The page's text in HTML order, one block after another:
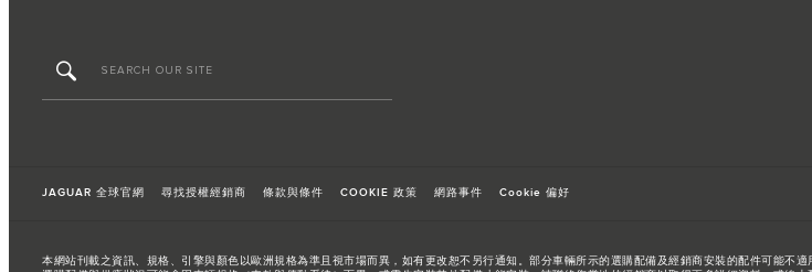
JAGUAR 全球官網 尋找授權經銷商 條款與條件 COOKIE 政策 網路事件 Cookie 偏好
本網站刊載之資訊、規格、引擎與顏色以歐洲規格為準且視市場而異，如有更改恕不另行通知。部分車輛所示的選購配備及經銷商安裝的配件可能不